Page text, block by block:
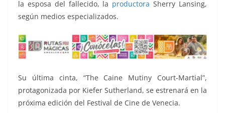
la esposa del fallecido, la productora Sherry Lansing,
según medios especializados.
Su última cinta, “The Caine Mutiny Court-Martial”,
protagonizada por Kiefer Sutherland, se estrenará en la
próxima edición del Festival de Cine de Venecia.